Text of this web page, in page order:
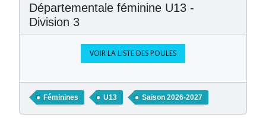
Départementale féminine U13 -
Division 3
VOIR LA LISTE DES POULES
Féminines U13 Saison 2026-2027